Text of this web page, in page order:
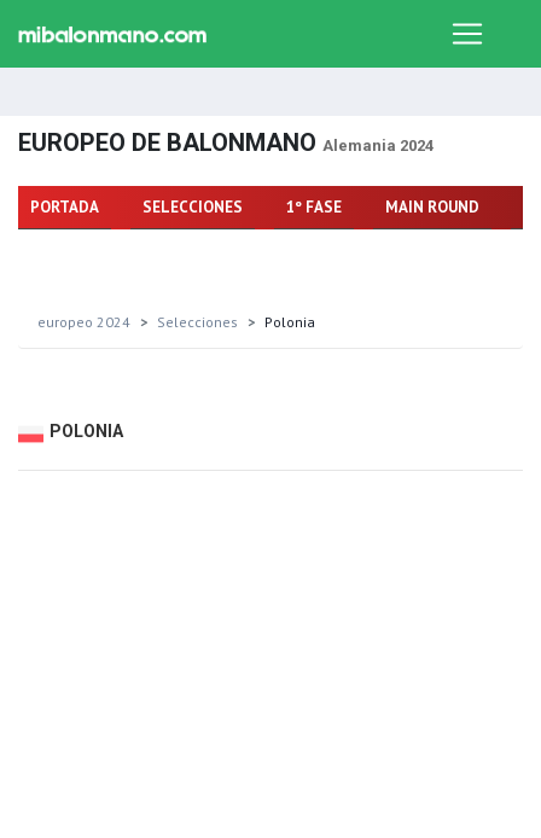
EUROPEO DE BALONMANO Alemania 2024
PORTADA SELECCIONES 1º FASE MAIN ROUND
europeo 2024 Selecciones Polonia
POLONIA